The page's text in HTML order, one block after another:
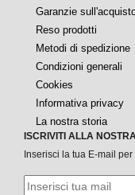
Garanzie
Reso prodotti
Metodi di spedizione
Condizioni generali
Cookies
Informativa privacy
La nostra storia
ISCRIVITI ALLA
Inserisci la tua E-mail